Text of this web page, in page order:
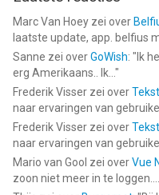
Marc Van Hoey zei over
laatste update, app. belfius
Sanne zei overGoWish: " Ik
erg Amerikaans.. Ik... "
Frederik Visser zei over
naar ervaringen van
Frederik Visser zei over
naar ervaringen van
Mario van Gool zei overVue
zoon niet meer in te loggen....